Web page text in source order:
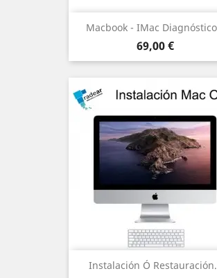
Macbook - IMac
Precio
69,00 €
Instalación Ó